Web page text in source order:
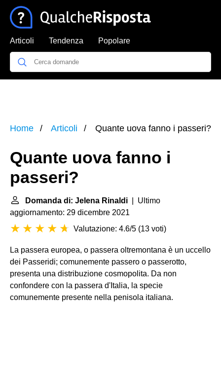
Articoli Tendenza Popolare
Home Articoli Quante uova fanno i passeri?
Quante uova fanno i
passeri?
Domanda di: Jelena Rinaldi | Ultimo
aggiornamento: 29 dicembre 2021
Valutazione: 4.6/5 (13 voti)
La passera europea, o passera oltremontana è un uccello
dei Passeridi; comunemente passero o passerotto,
presenta una distribuzione cosmopolita. Da non
confondere con la passera d'Italia, la specie
comunemente presente nella penisola italiana.